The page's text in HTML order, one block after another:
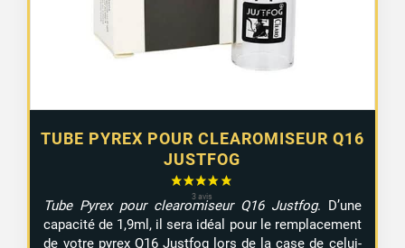
TUBE PYREX POUR CLEAROMISEUR Q16
JUSTFOG
Tube Pyrex pour clearomiseur Q16 Justfog. D’une
capacité de 1,9ml, il sera idéal pour le remplacement
de votre pyrex Q16 Justfog lors de la case de celui-